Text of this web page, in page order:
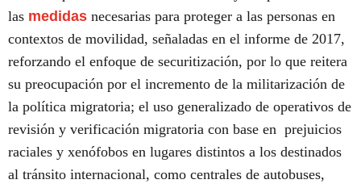
las medidas necesarias para proteger a las personas en
contextos de movilidad, señaladas en el informe de 2017,
reforzando el enfoque de securitización, por lo que reitera
su preocupación por el incremento de la militarización de
la política migratoria; el uso generalizado de operativos de
revisión y verificación migratoria con base en prejuicios
raciales y xenófobos en lugares distintos a los destinados
al tránsito internacional, como centrales de autobuses,